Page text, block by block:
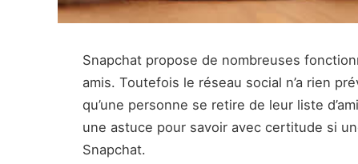
Snapchat propose de nombreuses
amis. Toutefois le réseau social n’a rien
qu’une personne se retire de leur liste
une astuce pour savoir avec certitude si
Snapchat.